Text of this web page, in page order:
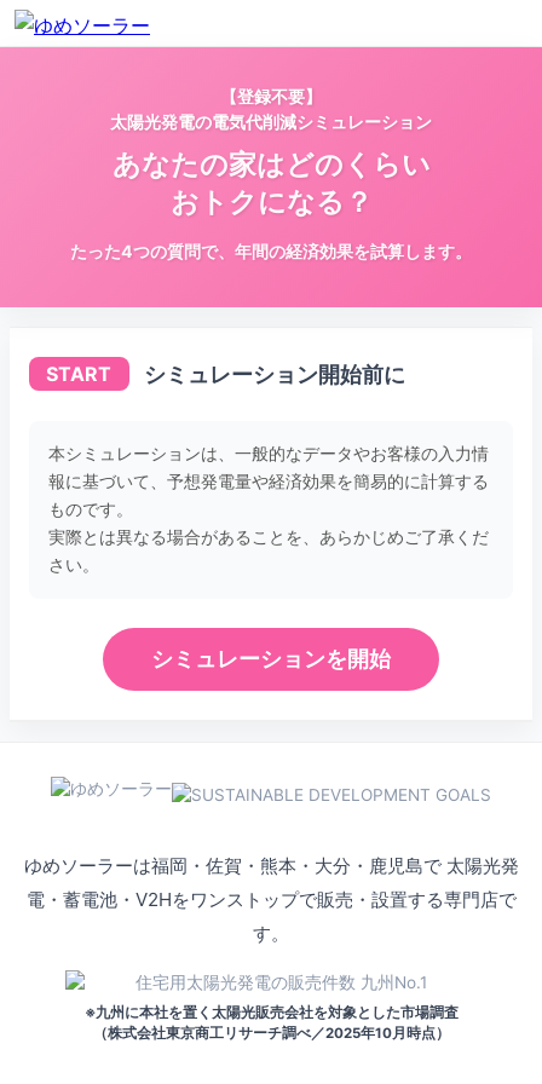
【登録不要】
太陽光発電の電気代削減シミュレーション
あなたの家はどのくらい
おトクになる？
たった4つの質問で、年間の経済効果を試算します。
START シミュレーション開始前に
本シミュレーションは、一般的なデータやお客様の入力情
報に基づいて、予想発電量や経済効果を簡易的に計算する
ものです。
実際とは異なる場合があることを、あらかじめご了承くだ
さい。
シミュレーションを開始
ゆめソーラーは福岡・佐賀・熊本・大分・鹿児島で太陽光発
電・蓄電池・V2Hをワンストップで販売・設置する専門店で
す。
※九州に本社を置く太陽光販売会社を対象とした市場調査
（株式会社東京商工リサーチ調べ／2025年10月時点）